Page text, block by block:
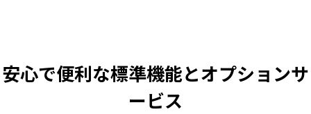
安心で便利な標準機能とオプションサ
ービス